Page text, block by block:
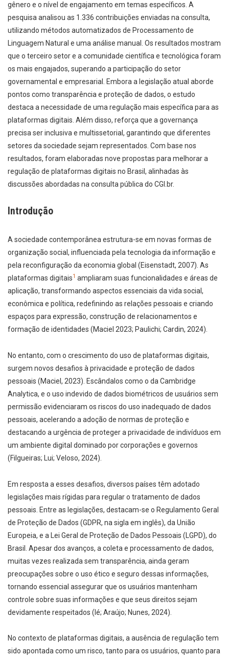
gênero e o nível de engajamento em temas específicos. A
pesquisa analisou as 1.336 contribuições enviadas na consulta,
utilizando métodos automatizados de Processamento de
Linguagem Natural e uma análise manual. Os resultados mostram
que o terceiro setor e a comunidade científica e tecnológica foram
os mais engajados, superando a participação do setor
governamental e empresarial. Embora a legislação atual aborde
pontos como transparência e proteção de dados, o estudo
destaca a necessidade de uma regulação mais específica para as
plataformas digitais. Além disso, reforça que a governança
precisa ser inclusiva e multissetorial, garantindo que diferentes
setores da sociedade sejam representados. Com base nos
resultados, foram elaboradas nove propostas para melhorar a
regulação de plataformas digitais no Brasil, alinhadas às
discussões abordadas na consulta pública do CGI.br.
Introdução
A sociedade contemporânea estrutura-se em novas formas de
organização social, influenciada pela tecnologia da informação e
pela reconfiguração da economia global (Eisenstadt, 2007). As
plataformas digitais1 ampliaram suas funcionalidades e áreas de
aplicação, transformando aspectos essenciais da vida social,
econômica e política, redefinindo as relações pessoais e criando
espaços para expressão, construção de relacionamentos e
formação de identidades (Maciel 2023; Paulichi; Cardin, 2024).
No entanto, com o crescimento do uso de plataformas digitais,
surgem novos desafios à privacidade e proteção de dados
pessoais (Maciel, 2023). Escândalos como o da Cambridge
Analytica, e o uso indevido de dados biométricos de usuários sem
permissão evidenciaram os riscos do uso inadequado de dados
pessoais, acelerando a adoção de normas de proteção e
destacando a urgência de proteger a privacidade de indivíduos em
um ambiente digital dominado por corporações e governos
(Filgueiras; Lui; Veloso, 2024).
Em resposta a esses desafios, diversos países têm adotado
legislações mais rígidas para regular o tratamento de dados
pessoais. Entre as legislações, destacam-se o Regulamento Geral
de Proteção de Dados (GDPR, na sigla em inglês), da União
Europeia, e a Lei Geral de Proteção de Dados Pessoais (LGPD), do
Brasil. Apesar dos avanços, a coleta e processamento de dados,
muitas vezes realizada sem transparência, ainda geram
preocupações sobre o uso ético e seguro dessas informações,
tornando essencial assegurar que os usuários mantenham
controle sobre suas informações e que seus direitos sejam
devidamente respeitados (Ié; Araújo; Nunes, 2024).
No contexto de plataformas digitais, a ausência de regulação tem
sido apontada como um risco, tanto para os usuários, quanto para